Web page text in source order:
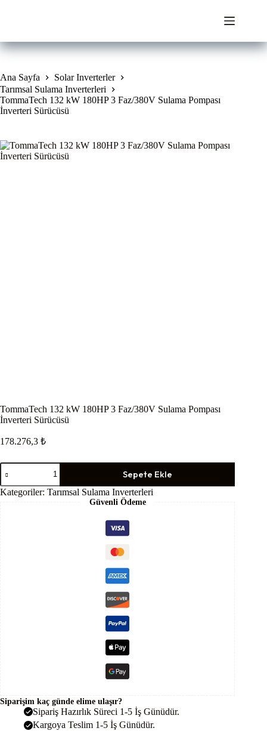
Ana Sayfa
Solar Inverterler
Tarımsal Sulama Inverterleri
TommaTech 132 kW 180HP 3 Faz/380V Sulama Pompası
İnverteri Sürücüsü
TommaTech 132 kW 180HP 3 Faz/380V Sulama Pompası
İnverteri Sürücüsü
178.276,3 ₺
TommaTech
132
kW
180HP
Sepete Ekle
Kategoriler: Tarımsal Sulama Inverterleri
Güvenli Ödeme
Siparişim kaç günde elime ulaşır?
Sipariş Hazırlık Süreci 1-5 İş Günüdür.
Kargoya Teslim 1-5 İş Günüdür.